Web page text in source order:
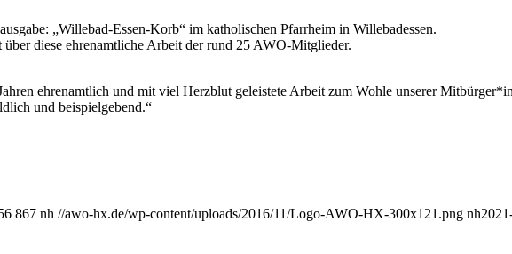
„Willebad-Essen-Korb“ im katholischen Pfarrheim in Willebadessen.
diese ehrenamtliche Arbeit der rund 25 AWO-Mitglieder.
ehrenamtlich und mit viel Herzblut geleistete Arbeit zum Wohle unserer
und beispielgebend.“
867 nh //awo-hx.de/wp-content/uploads/2016/11/Logo-AWO-HX-300x121.png nh